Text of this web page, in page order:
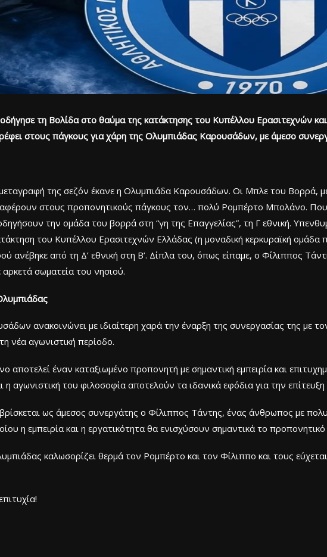
τη Βολίδα στο θαύμα της κατάκτησης του Κυπέλλου Ερασιτεχνών
στους πάγκους για χάρη της Ολυμπιάδας Καρουσάδων, με άμεσο
της σεζόν έκανε η Ολυμπιάδα Καρουσάδων. Οι Μπλε του Βορρά,
στους προπονητικούς πάγκους τον… πολύ Ρομπέρτο Μπολάνο.
την ομάδα του βορρά στη “γη της Επαγγελίας”, τη Γ εθνική.
του Κυπέλλου Ερασιτεχνών Ελλάδας (η μοναδική κερκυραϊκή ομάδα
ανέβηκε από τη Δ’ εθνική στη Β’. Δίπλα του, όπως είπαμε, ο Φίλιππος
αρκετά σωματεία του νησιού.
ανακοινώνει με ιδιαίτερη χαρά την έναρξη της συνεργασίας της με
νέα αγωνιστική περίοδο.
έναν καταξιωμένο προπονητή με σημαντική εμπειρία και
η αγωνιστική του φιλοσοφία αποτελούν τα ιδανικά εφόδια για την
ως άμεσος συνεργάτης ο Φίλιππος Τάντης, ένας άνθρωπος με
η εμπειρία και η εργατικότητα θα ενισχύσουν σημαντικά το προπονητικό
καλωσορίζει θερμά τον Ρομπέρτο και τον Φίλιππο και τους